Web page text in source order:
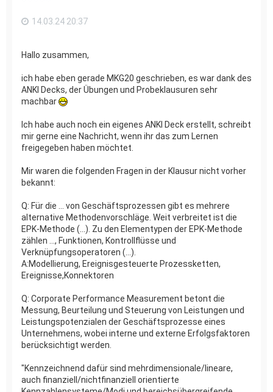
14.03.24 20:37
Hallo zusammen,
ich habe eben gerade MKG20 geschrieben, es war dank des
ANKI Decks, der Übungen und Probeklausuren sehr
machbar
Ich habe auch noch ein eigenes ANKI Deck erstellt, schreibt
mir gerne eine Nachricht, wenn ihr das zum Lernen
freigegeben haben möchtet.
Mir waren die folgenden Fragen in der Klausur nicht vorher
bekannt:
Q: Für die ... von Geschäftsprozessen gibt es mehrere
alternative Methodenvorschläge. Weit verbreitet ist die
EPK-Methode (...). Zu den Elementypen der EPK-Methode
zählen ..., Funktionen, Kontrollflüsse und
Verknüpfungsoperatoren (...).
A:Modellierung, Ereignisgesteuerte Prozessketten,
Ereignisse,Konnektoren
Q: Corporate Performance Measurement betont die
Messung, Beurteilung und Steuerung von Leistungen und
Leistungspotenzialen der Geschäftsprozesse eines
Unternehmens, wobei interne und externe Erfolgsfaktoren
berücksichtigt werden.
"Kennzeichnend dafür sind mehrdimensionale/lineare,
auch finanziell/nichtfinanziell orientierte